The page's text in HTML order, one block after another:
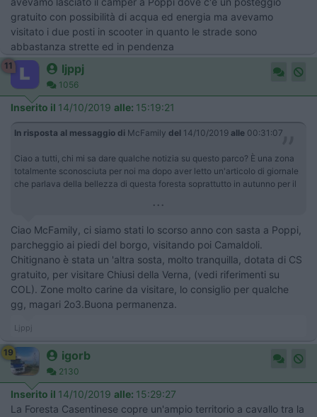
gratuito con possibilità di acqua ed energia ma avevamo
visitato i due posti in scooter in quanto le strade sono
abbastanza strette ed in pendenza
11 ljppj
1056
Inserito il 14/10/2019 alle: 15:19:21
In risposta al messaggio di McFamily del 14/10/2019 alle 00:31:07
Ciao a tutti, chi mi sa dare qualche notizia su questo parco? È una zona
totalmente sconosciuta per noi ma dopo aver letto un'articolo di giornale
che parlava della bellezza di questa foresta soprattutto in autunno per il
...
Ciao McFamily, ci siamo stati lo scorso anno con sasta a Poppi,
parcheggio ai piedi del borgo, visitando poi Camaldoli.
Chitignano è stata un 'altra sosta, molto tranquilla, dotata di CS
gratuito, per visitare Chiusi della Verna, (vedi riferimenti su
COL). Zone molto carine da visitare, lo consiglio per qualche
gg, magari 2o3.Buona permanenza.
Ljppj
19 igorb
2130
Inserito il 14/10/2019 alle: 15:29:27
La Foresta Casentinese copre un'ampio territorio a cavallo tra la